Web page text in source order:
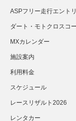
ASPフリー走行エント
ダート・モトクロスコ
MXカレンダー
施設案内
利用料金
スケジュール
レースリザルト2026
レンタカー